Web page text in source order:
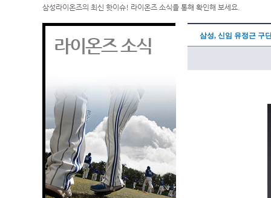
삼성라이온즈의 최신 핫이슈! 라이온즈 소식을 통해 확인해 보세요.
라이온즈 소식 삼성, 신임 유정근 구